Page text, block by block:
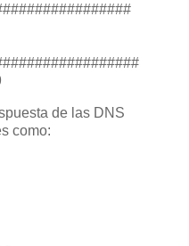
de las DNS
como: